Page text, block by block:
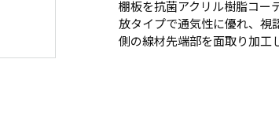
棚板を抗菌アクリル樹脂コー
放タイプで通気性に優れ、視
側の線材先端部を面取り加工